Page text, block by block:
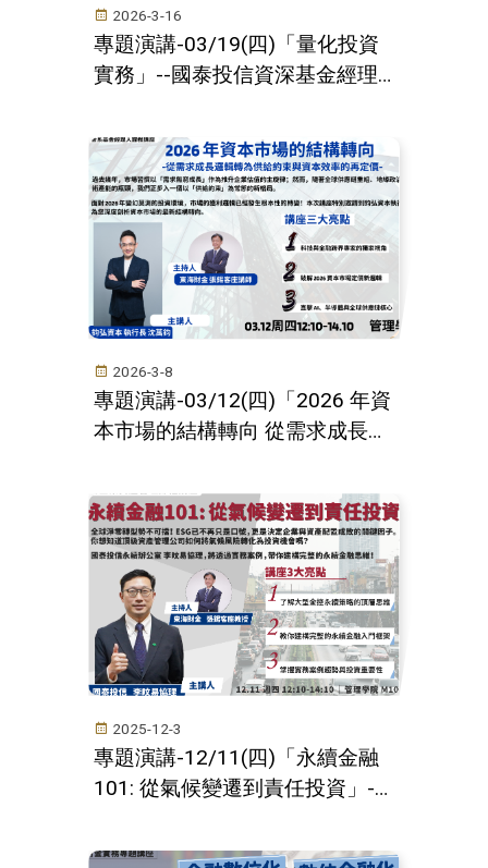
2026-3-16
專題演講-03/19(四)「量化投資
實務」--國泰投信資深基金經理
2026-3-8
專題演講-03/12(四)「2026 年資
本市場的結構轉向 從需求成長邏
再定價」--鈞弘資本執行長沈萬
鈞
2025-12-3
專題演講-12/11(四)「永續金融
101: 從氣候變遷到責任投資」--